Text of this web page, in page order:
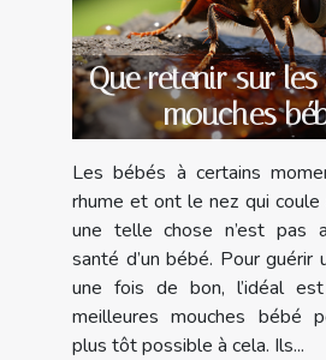
Que retenir sur les
mouches
Les bébés à certains
rhume et ont le nez qui coule
une telle chose n’est pas
santé d’un bébé. Pour guérir
une fois de bon, l’idéal
meilleures mouches bébé
plus tôt possible à cela. Ils...